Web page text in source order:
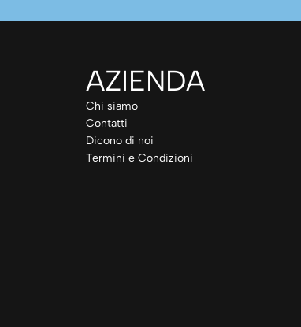
AZIENDA
Chi siamo
Contatti
Dicono di noi
Termini e Condizioni